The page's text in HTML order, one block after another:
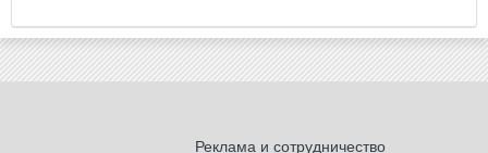
Реклама и сотрудничество